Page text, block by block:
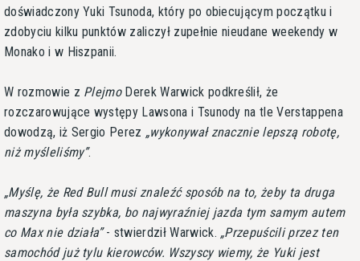
doświadczony Yuki Tsunoda, który po obiecującym początku i
zdobyciu kilku punktów zaliczył zupełnie nieudane weekendy w
Monako i w Hiszpanii.
W rozmowie z PlejmoDerek Warwick podkreślił, że
rozczarowujące występy Lawsona i Tsunody na tle Verstappena
dowodzą, iż Sergio Perez
wykonywał znacznie lepszą robotę,
niż myśleliśmy .
Myślę, że Red Bull musi znaleźć sposób na to, żeby ta druga
maszyna była szybka, bo najwyraźniej jazda tym samym autem
co Max nie działa - stwierdził Warwick. Przepuścili przez ten
samochód już tylu kierowców. Wszyscy wiemy, że Yuki jest